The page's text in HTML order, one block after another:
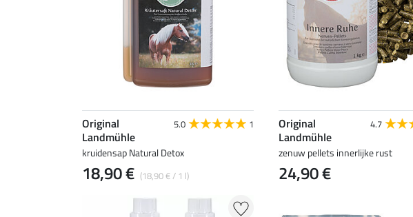
Original
Landmühle
5.0 1
kruidensap Natural Detox
18,90 € (18,90 € / 1 l)
Original
Landmühle
4.7
zenuw pellets innerlijke rust
24,90 €